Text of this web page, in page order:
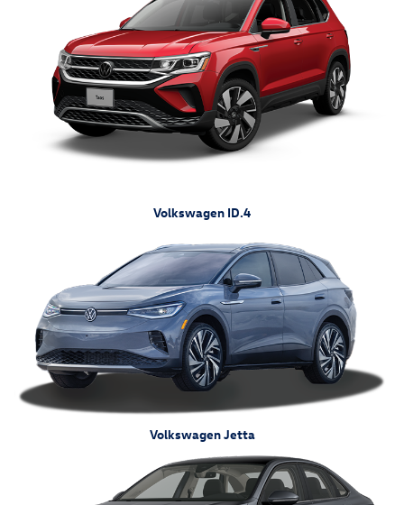
Volkswagen ID.4
Volkswagen Jetta